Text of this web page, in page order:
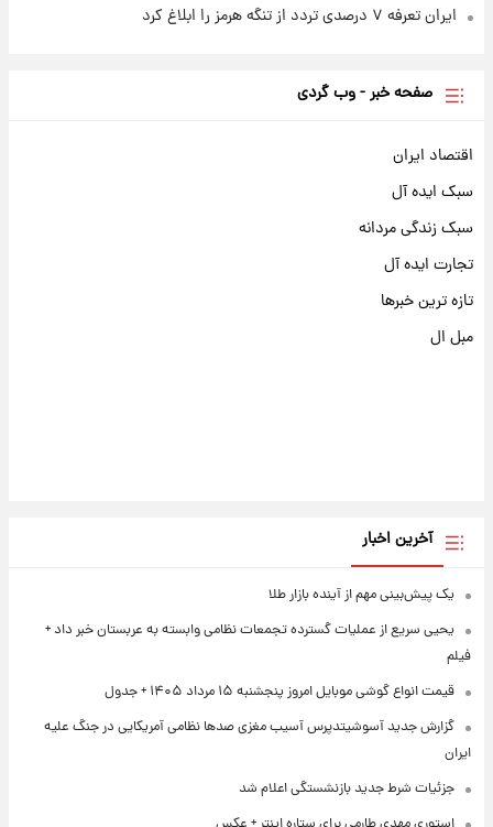
ایران تعرفه ۷ درصدی تردد از تنگه هرمز را ابلاغ کرد
صفحه خبر - وب گردی
اقتصاد ایران
سبک ایده آل
سبک زندگی مردانه
تجارت ایده آل
تازه ترین خبرها
مبل ال
آخرین اخبار
یک پیش‌بینی مهم از آینده بازار طلا
یحیی سریع از عملیات گسترده تجمعات نظامی وابسته به عربستان خبر داد +
فیلم
قیمت انواع گوشی موبایل امروز پنجشنبه ۱۵ مرداد ۱۴۰۵ + جدول
گزارش جدید آسوشیتدپرس آسیب مغزی صدها نظامی آمریکایی در جنگ علیه
ایران
جزئیات شرط جدید بازنشستگی اعلام شد